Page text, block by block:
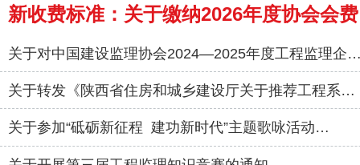
新收费标准：关于缴纳2026年度协会会
关于对中国建设监理协会2024—2025年度工程监理企
关于转发《陕西省住房和城乡建设厅关于推荐工程系…
关于参加“砥砺新征程 建功新时代”主题歌咏活动…